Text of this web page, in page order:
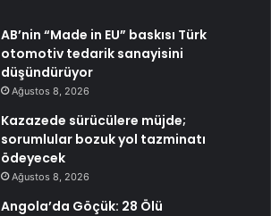
AB’nin “Made in EU” baskısı Türk
otomotiv tedarik sanayisini
düşündürüyor
Ağustos 8, 2026
Kazazede sürücülere müjde;
sorumlular bozuk yol tazminatı
ödeyecek
Ağustos 8, 2026
Angola’da Göçük: 28 Ölü